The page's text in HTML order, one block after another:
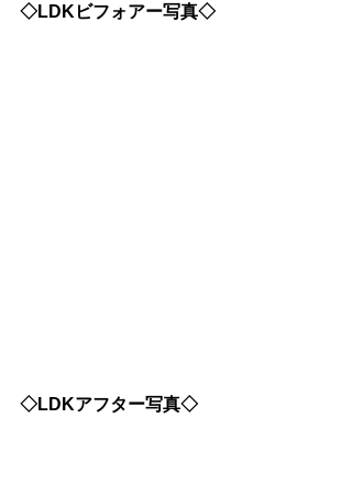
◇LDKビフォアー写真◇
◇LDKアフター写真◇